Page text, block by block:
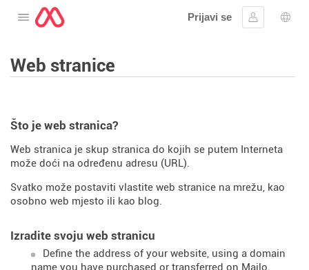
Otvorite izbornik
Prijavi se
Prijaviti se
Web stranice
Što je web stranica?
Web stranica je skup stranica do kojih se putem Interneta
može doći na određenu adresu (URL).
Svatko može postaviti vlastite web stranice na mrežu, kao
osobno web mjesto ili kao blog.
Izradite svoju web stranicu
Define the address of your website, using a domain
name you have purchased or transferred on Mailo.